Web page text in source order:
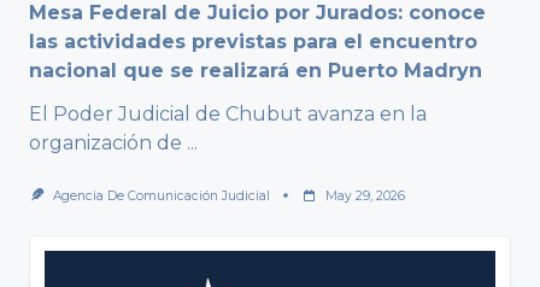
Mesa Federal de Juicio por Jurados: conoce
las actividades previstas para el encuentro
nacional que se realizará en Puerto Madryn
El Poder Judicial de Chubut avanza en la
organización de ...
Agencia De Comunicación Judicial May 29, 2026